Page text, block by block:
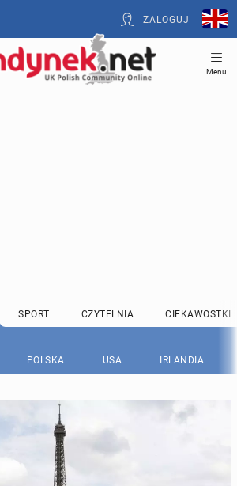
ZALOGUJ
Menu
SPORT CZYTELNIA CIEKAWOSTKI
POLSKA USA IRLANDIA